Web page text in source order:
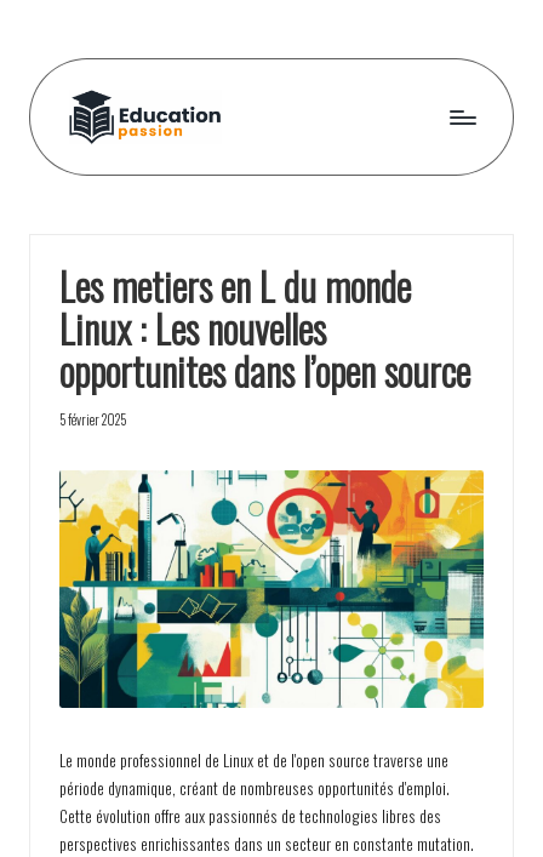
content
E
c
a
t
i
o
n
p
a
s
s
i
o
n
Les metiers en L du monde
Linux : Les nouvelles
opportunites dans l’open source
5 février 2025
Le monde professionnel de Linux et de l'open source traverse une
période dynamique, créant de nombreuses opportunités d'emploi.
Cette évolution offre aux passionnés de technologies libres des
perspectives enrichissantes dans un secteur en constante mutation.